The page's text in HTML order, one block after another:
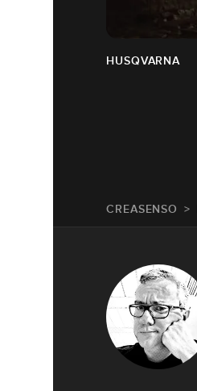
HUSQVARNA
CREASENSO